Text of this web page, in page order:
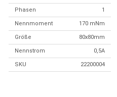
Phasen 1
Nennmoment 170 mNm
Größe 80x80mm
Nennstrom 0,5A
SKU 22200004